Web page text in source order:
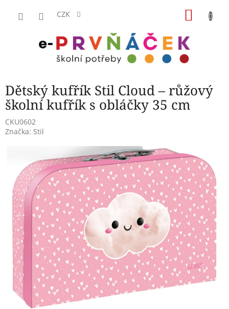
CZK
Dětský kufřík Stil Cloud – růžový
školní kufřík s obláčky 35 cm
CKU0602
Značka: Stil